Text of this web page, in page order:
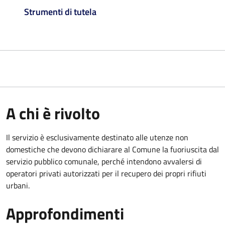
Strumenti di tutela
A chi è rivolto
Il servizio è esclusivamente destinato alle utenze non
domestiche che devono dichiarare al Comune la fuoriuscita dal
servizio pubblico comunale, perché intendono avvalersi di
operatori privati autorizzati per il recupero dei propri rifiuti
urbani.
Approfondimenti